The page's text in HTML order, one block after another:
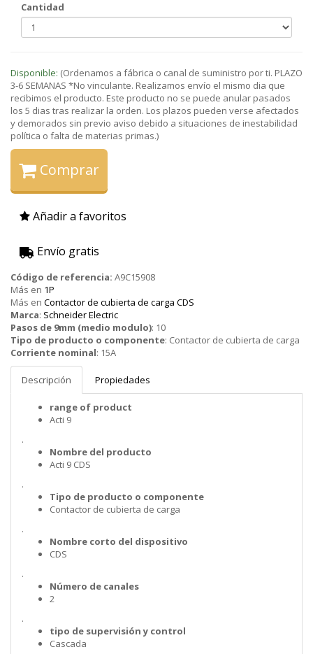
Cantidad
Disponible: (Ordenamos a fábrica o canal de suministro por ti. PLAZO
3-6 SEMANAS *No vinculante. Realizamos envío el mismo dia que
recibimos el producto. Este producto no se puede anular pasados
los 5 dias tras realizar la orden. Los plazos pueden verse afectados
y demorados sin previo aviso debido a situaciones de inestabilidad
política o falta de materias primas.)
Comprar
Añadir a favoritos
Envío gratis
Código de referencia: A9C15908
Más en 1P
Más en Contactor de cubierta de carga CDS
Marca: Schneider Electric
Pasos de 9mm (medio modulo): 10
Tipo de producto o componente: Contactor de cubierta de carga
Corriente nominal: 15A
Descripción Propiedades
range of product
Acti 9
.
Nombre del producto
Acti 9 CDS
.
Tipo de producto o componente
Contactor de cubierta de carga
.
Nombre corto del dispositivo
CDS
.
Número de canales
2
.
tipo de supervisión y control
Cascada